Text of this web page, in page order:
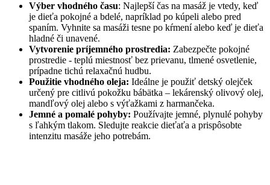
Výber vhodného času: Najlepší čas na masáž je vtedy, keď
je dieťa pokojné a bdelé, napríklad po kúpeli alebo pred
spaním. Vyhnite sa masáži tesne po kŕmení alebo keď je dieťa
hladné či unavené.
Vytvorenie príjemného prostredia: Zabezpečte pokojné
prostredie - teplú miestnosť bez prievanu, tlmené osvetlenie,
prípadne tichú relaxačnú hudbu.
Použitie vhodného oleja: Ideálne je použiť detský olejček
určený pre citlivú pokožku bábätka – lekárenský olivový olej,
mandľový olej alebo s výťažkami z harmančeka.
Jemné a pomalé pohyby: Používajte jemné, plynulé pohyby
s ľahkým tlakom. Sledujte reakcie dieťaťa a prispôsobte
intenzitu masáže jeho potrebám.